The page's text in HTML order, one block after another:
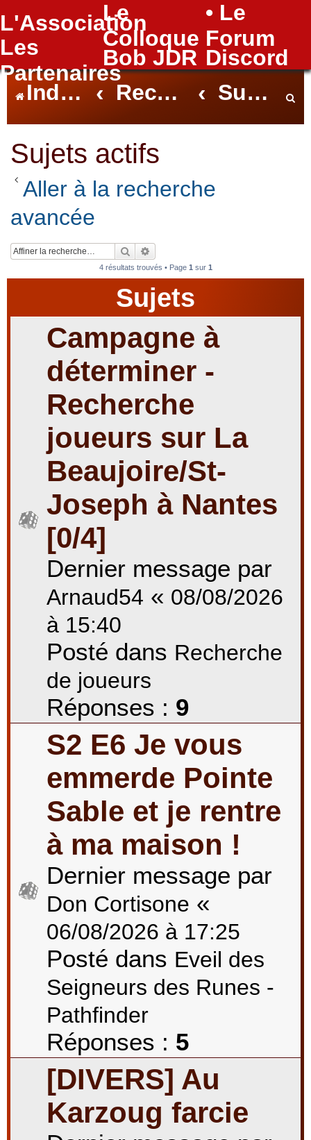
L'Association
Le
Colloque
• Le
Forum
Les
Partenaires
Bob JDR Discord
FAQ
Index du forum Rechercher Sujets actifs
Sujets actifs
Aller à la recherche
avancée
Rechercher
4 résultats trouvés • Page 1 sur 1
Sujets
Campagne à
déterminer -
Recherche
joueurs sur La
Beaujoire/St-
Joseph à Nantes
[0/4]
Dernier message par
Arnaud54 « 08/08/2026
à 15:40
Posté dans Recherche
de joueurs
Réponses : 9
S2 E6 Je vous
emmerde Pointe
Sable et je rentre
à ma maison !
Dernier message par
Don Cortisone «
06/08/2026 à 17:25
Posté dans Eveil des
Seigneurs des Runes -
Pathfinder
Réponses : 5
[DIVERS] Au
Karzoug farcie